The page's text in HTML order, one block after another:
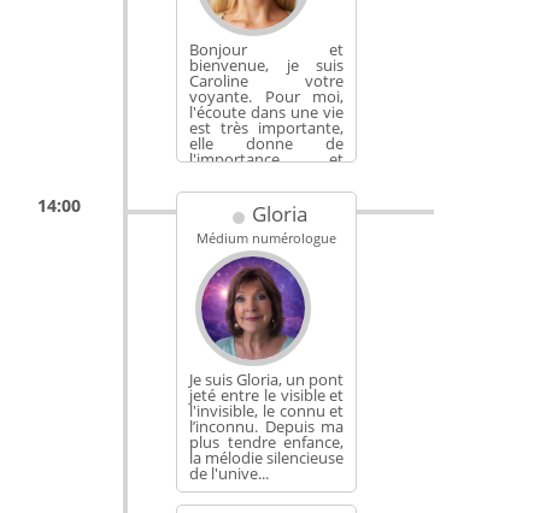
Bonjour et
bienvenue, je suis
Caroline votre
voyante. Pour moi,
l'écoute dans une vie
est très importante,
elle donne de
l'importance et
14:00 Gloria
Médium numérologue
Je suis Gloria, un pont
jeté entre le visible et
l'invisible, le connu et
l’inconnu. Depuis ma
plus tendre enfance,
la mélodie silencieuse
de l'unive...